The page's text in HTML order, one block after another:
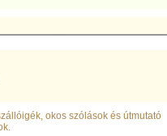
okos szólások és útmutató